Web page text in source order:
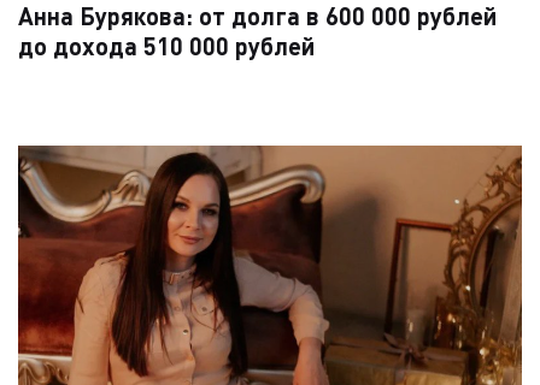
Анна Бурякова: от долга в 600 000 рублей
до дохода 510 000 рублей